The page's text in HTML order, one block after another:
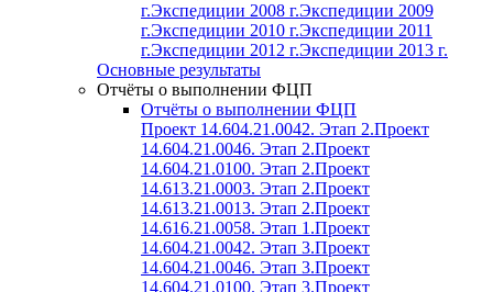
г.Экспедиции 2008 г.Экспедиции 2009
г.Экспедиции 2010 г.Экспедиции 2011
г.Экспедиции 2012 г.Экспедиции 2013 г.
Основные результаты
Отчёты о выполнении ФЦП
Отчёты о выполнении ФЦП
Проект 14.604.21.0042. Этап 2.Проект
14.604.21.0046. Этап 2.Проект
14.604.21.0100. Этап 2.Проект
14.613.21.0003. Этап 2.Проект
14.613.21.0013. Этап 2.Проект
14.616.21.0058. Этап 1.Проект
14.604.21.0042. Этап 3.Проект
14.604.21.0046. Этап 3.Проект
14.604.21.0100. Этап 3.Проект